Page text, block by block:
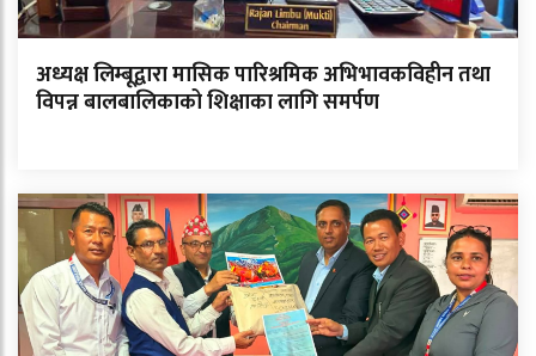
अध्यक्ष लिम्बूद्वारा मासिक पारिश्रमिक अभिभावकविहीन तथा
विपन्न बालबालिकाको शिक्षाका लागि समर्पण